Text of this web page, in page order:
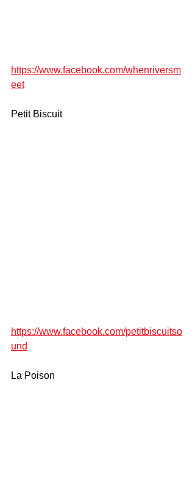
https://www.facebook.com/whenriversm
eet
Petit Biscuit
https://www.facebook.com/petitbiscuitso
und
La Poison